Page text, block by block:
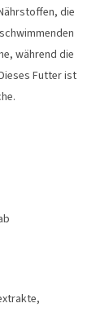
die
während die
Futter ist